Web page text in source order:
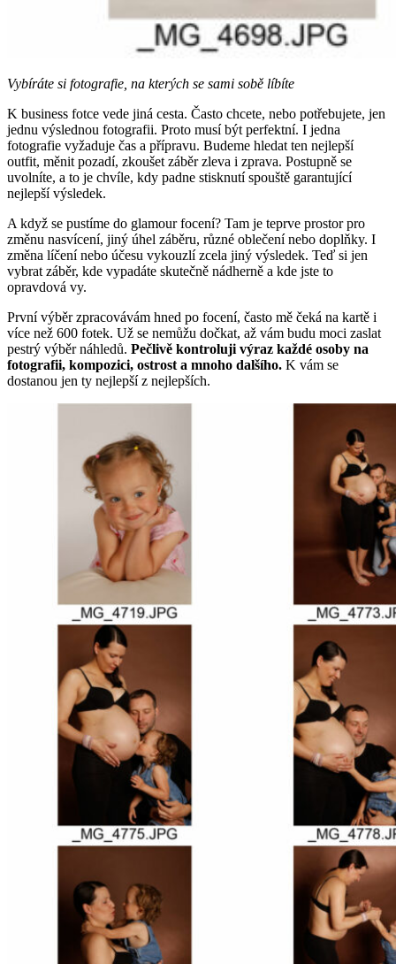
Vybíráte si fotografie, na kterých se sami sobě líbíte
K business fotce vede jiná cesta. Často chcete, nebo potřebujete, jen
jednu výslednou fotografii. Proto musí být perfektní. I jedna
fotografie vyžaduje čas a přípravu. Budeme hledat ten nejlepší
outfit, měnit pozadí, zkoušet záběr zleva i zprava. Postupně se
uvolníte, a to je chvíle, kdy padne stisknutí spouště garantující
nejlepší výsledek.
A když se pustíme do glamour focení? Tam je teprve prostor pro
změnu nasvícení, jiný úhel záběru, různé oblečení nebo doplňky. I
změna líčení nebo účesu vykouzlí zcela jiný výsledek. Teď si jen
vybrat záběr, kde vypadáte skutečně nádherně a kde jste to
opravdová vy.
První výběr zpracovávám hned po focení, často mě čeká na kartě i
více než 600 fotek. Už se nemůžu dočkat, až vám budu moci zaslat
pestrý výběr náhledů. Pečlivě kontroluji výraz každé osoby na
fotografii, kompozici, ostrost a mnoho dalšího. K vám se
dostanou jen ty nejlepší z nejlepších.